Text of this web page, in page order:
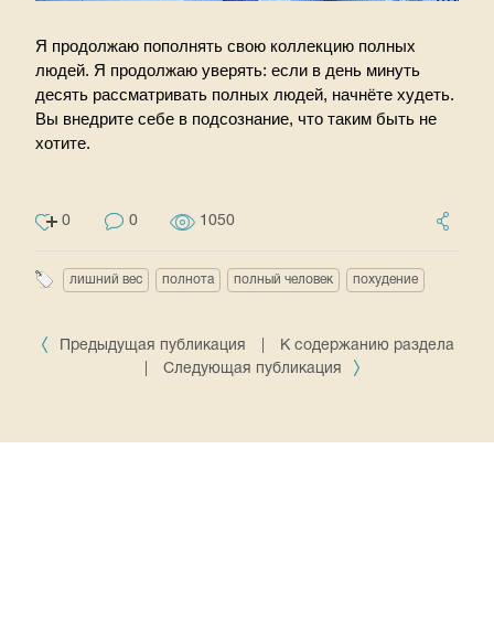
Я продолжаю пополнять свою коллекцию полных
людей. Я продолжаю уверять: если в день минуть
десять рассматривать полных людей, начнёте худеть.
Вы внедрите себе в подсознание, что таким быть не
хотите.
0 0 1050
лишний вес полнота полный человек похудение
Предыдущая публикация
К содержанию раздела
Следующая публикация